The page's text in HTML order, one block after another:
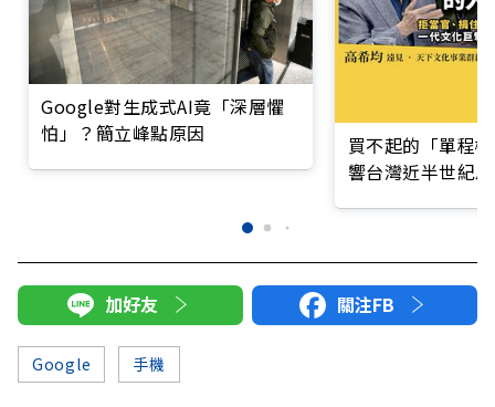
Google對生成式AI竟「深層懼
怕」？簡立峰點原因
買不起的「單程
響台灣近半世紀
加好友 關注FB
Google 手機